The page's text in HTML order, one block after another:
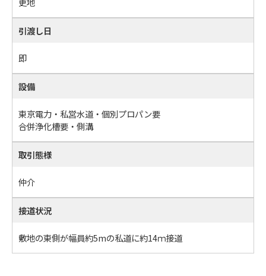
引渡し日
即
設備
東京電力・私営水道・個別プロパン要
合併浄化槽要・側溝
取引態様
仲介
接道状況
敷地の東側が幅員約5mの私道に約14ｍ接道